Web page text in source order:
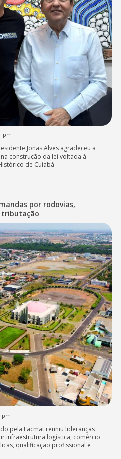
pm
Jonas Alves agradeceu a
construção da lei voltada à
de Cuiabá
por rodovias,
tributação
pm
pela Facmat reuniu lideranças
infraestrutura logística, comércio
qualificação profissional e